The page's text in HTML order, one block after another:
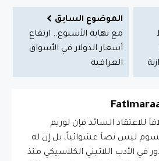
الموضوع السابق
مع نهاية الأسبوع.. ارتفاع
أسعار الدولار في الأسواق
العراقية
للاعتقاد السائد فإن لوريم
ليس نصاَ عشوائياً، بل إن له
في الأدب اللاتيني الكلاسيكي منذ